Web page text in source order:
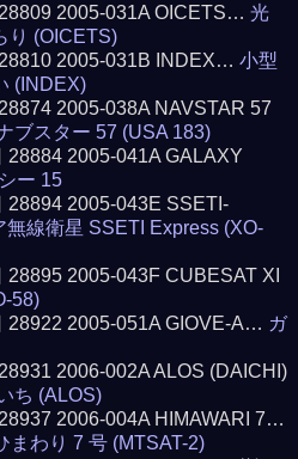
2005-031A OICETS…光
り (OICETS)
2005-031B INDEX…小型
(INDEX)
2005-038A NAVSTAR 57
ブスター 57 (USA 183)
28884 2005-041A GALAXY
ー 15
28894 2005-043E SSETI-
無線衛星 SSETI Express (XO-
28895 2005-043F CUBESAT XI
58)
28922 2005-051A GIOVE-A… ガ
2006-002A ALOS (DAICHI)
ち (ALOS)
2006-004A HIMAWARI 7…
まわり 7 号 (MTSAT-2)